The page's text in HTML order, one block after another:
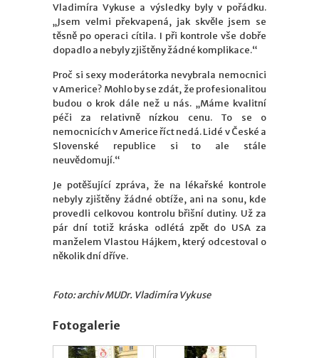
Vladimíra Vykuse a výsledky byly v pořádku.
„Jsem velmi překvapená, jak skvěle jsem se
těsně po operaci cítila. I při kontrole vše dobře
dopadlo a nebyly zjištěny žádné komplikace.“
Proč si sexy moderátorka nevybrala nemocnici
v Americe? Mohlo by se zdát, že profesionalitou
budou o krok dále než u nás. „Máme kvalitní
péči za relativně nízkou cenu. To se o
nemocnicích v Americe říct nedá. Lidé v České a
Slovenské republice si to ale stále
neuvědomují.“
Je potěšující zpráva, že na lékařské kontrole
nebyly zjištěny žádné obtíže, ani na sonu, kde
provedli celkovou kontrolu břišní dutiny. Už za
pár dní totiž kráska odlétá zpět do USA za
manželem Vlastou Hájkem, který odcestoval o
několik dní dříve.
Foto: archiv MUDr. Vladimíra Vykuse
Fotogalerie